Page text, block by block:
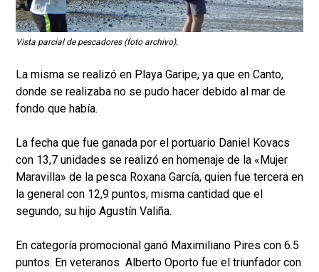
Vista parcial de pescadores (foto archivo).
La misma se realizó en Playa Garipe, ya que en Canto,
donde se realizaba no se pudo hacer debido al mar de
fondo que había.
La fecha que fue ganada por el portuario Daniel Kovacs
con 13,7 unidades se realizó en homenaje de la «Mujer
Maravilla» de la pesca Roxana García, quien fue tercera en
la general con 12,9 puntos, misma cantidad que el
segundo, su hijo Agustín Valiña.
En categoría promocional ganó Maximiliano Pires con 6.5
puntos. En veteranos Alberto Oporto fue el triunfador con